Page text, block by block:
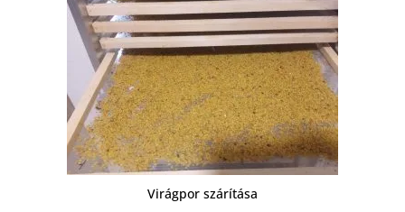
Virágpor szárítása